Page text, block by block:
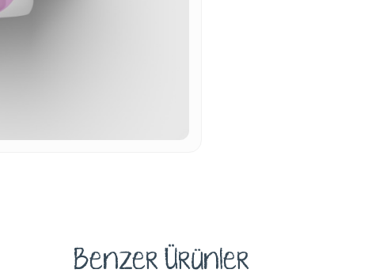
Benzer Ürünler